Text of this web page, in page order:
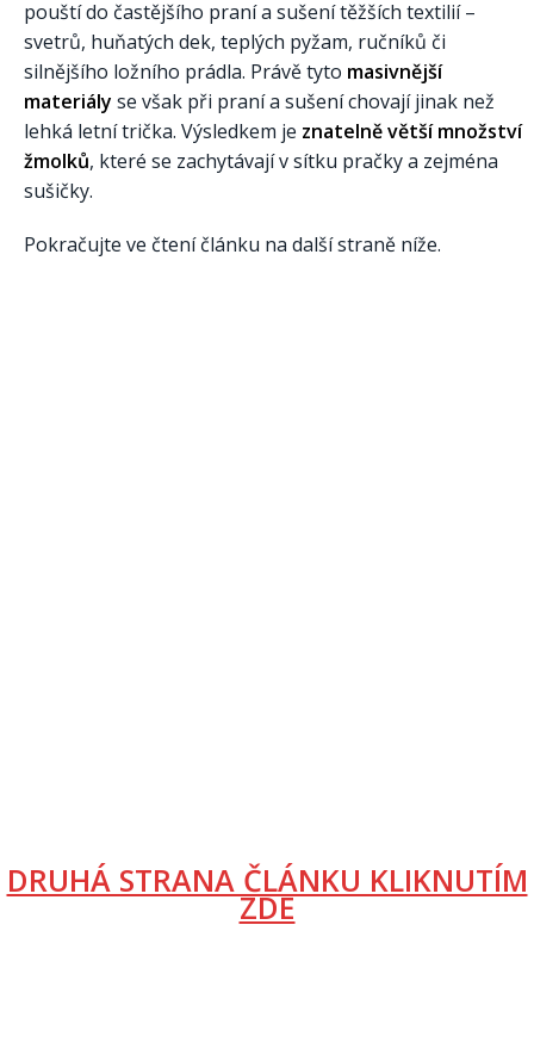
pouští do častějšího praní a sušení těžších textilií –
svetrů, huňatých dek, teplých pyžam, ručníků či
silnějšího ložního prádla. Právě tyto masivnější
materiály se však při praní a sušení chovají jinak než
lehká letní trička. Výsledkem je znatelně větší množství
žmolků, které se zachytávají v sítku pračky a zejména
sušičky.
Pokračujte ve čtení článku na další straně níže.
DRUHÁ STRANA ČLÁNKU KLIKNUTÍM
ZDE